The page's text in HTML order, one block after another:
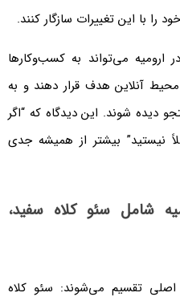
را با این تغییرات سازگار کنند.
می‌تواند به کسب‌وکارها
آنلاین هدف قرار دهند و به
دیده شوند. این دیدگاه که “اگر
نیستید” بیشتر از همیشه جدی
شامل سئو کلاه سفید،
تقسیم می‌شوند: سئو کلاه